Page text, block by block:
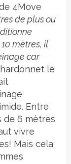
4Move
de plus ou
mètres, il
car
le
Entre
de 6 mètres
vivre
Mais cela